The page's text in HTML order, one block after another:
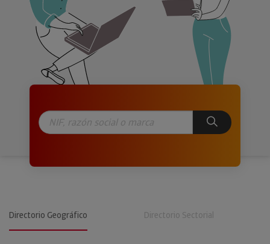
Directorio Geográfico Directorio Sectorial